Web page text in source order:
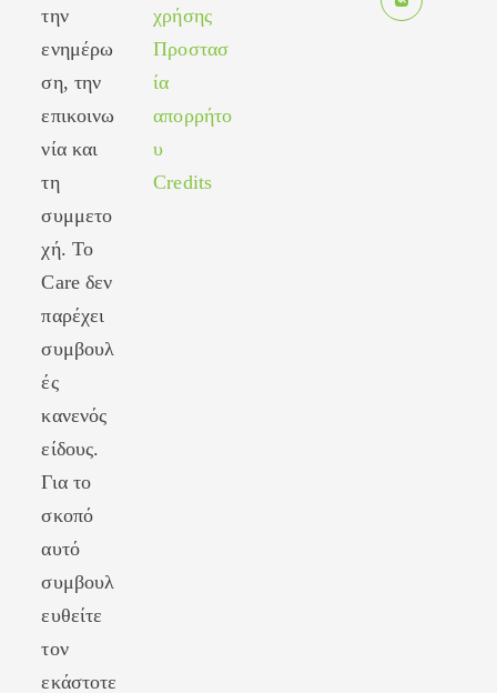
την
ενημέρω
ση, την
επικοινω
νία και
τη
συμμετο
χή. Το
Care δεν
παρέχει
συμβουλ
ές
κανενός
είδους.
Για το
σκοπό
αυτό
συμβουλ
ευθείτε
τον
εκάστοτε
χρήσης
Προστασ
ία
απορρήτο
υ
Credits
new
in